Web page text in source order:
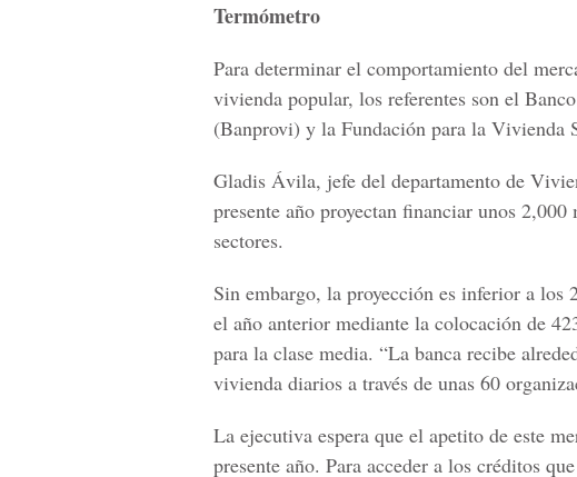
Termómetro
Para determinar el comportamiento del
vivienda popular, los referentes son el
(Banprovi) y la Fundación para la Vivienda
Gladis Ávila, jefe del departamento de
presente año proyectan financiar unos
sectores.
Sin embargo, la proyección es inferior a
el año anterior mediante la colocación de
para la clase media. “La banca recibe
vivienda diarios a través de unas 60
La ejecutiva espera que el apetito de este
presente año. Para acceder a los créditos